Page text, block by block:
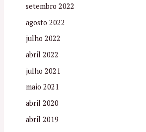
setembro 2022
agosto 2022
julho 2022
abril 2022
julho 2021
maio 2021
abril 2020
abril 2019